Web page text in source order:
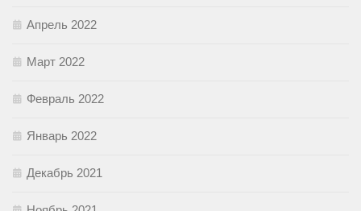
Апрель 2022
Март 2022
Февраль 2022
Январь 2022
Декабрь 2021